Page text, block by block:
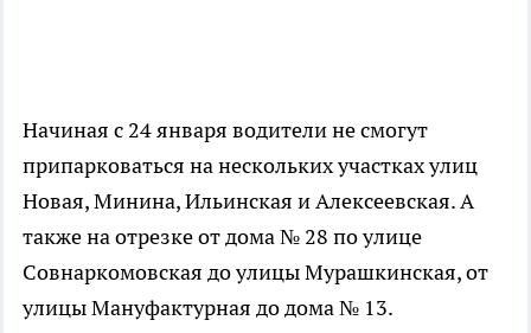
Начиная с 24 января водители не смогут
припарковаться на нескольких участках улиц
Новая, Минина, Ильинская и Алексеевская. А
также на отрезке от дома № 28 по улице
Совнаркомовская до улицы Мурашкинская, от
улицы Мануфактурная до дома № 13.